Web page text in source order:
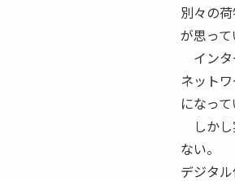
別々の
が思っ
インタ
ネット
になって
しかし
ない。
デジタ